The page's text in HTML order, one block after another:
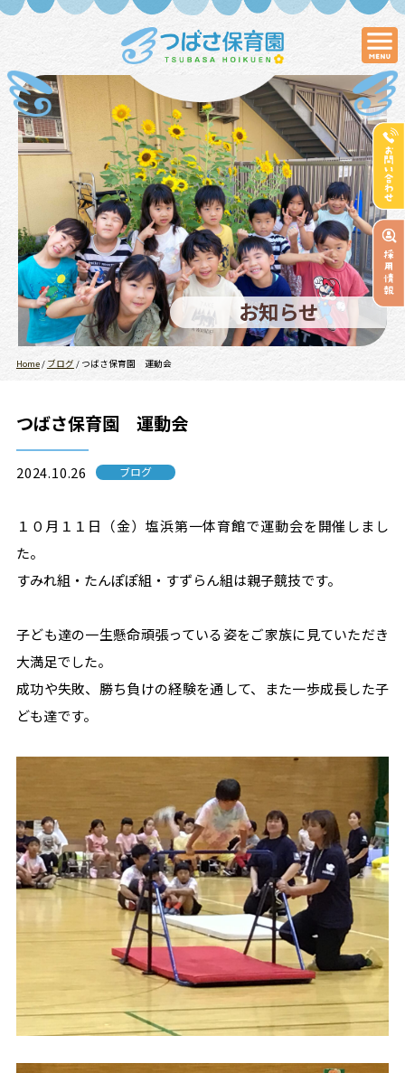
お知らせ
Home/ ブログ / つばさ保育園 運動会
つばさ保育園 運動会
2024.10.26 ブログ
１０月１１日（金）塩浜第一体育館で運動会を開催しまし
た。
すみれ組・たんぽぽ組・すずらん組は親子競技です。
子ども達の一生懸命頑張っている姿をご家族に見ていただき
大満足でした。
成功や失敗、勝ち負けの経験を通して、また一歩成長した子
ども達です。